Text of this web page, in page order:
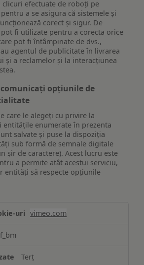
clicuri efectuate de roboți pe
a se asigura că sistemele și
corect și sigur. De
pot fi utilizate pentru a corecta orice
pot fi întâmpinate de dvs.,
agentul de publicitate în livrarea
și a reclamelor și la interacțiunea
opțiunile de
care le alegeți cu privire la
entitățile enumerate în prezenta
salvate și puse la dispoziția
sub formă de semnale digitale
șir de caractere). Acest lucru este
a permite atât acestui serviciu,
entități să respecte opțiunile
vimeo.com
Terț